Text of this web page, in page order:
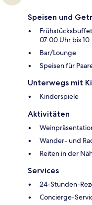
Speisen und
07:00 Uhr bis
Bar/Lounge
Speisen für
Unterwegs mit
Kinderspiele
Aktivitäten
Wander- und
Reiten in der
Services
24-Stunden-
Concierge-